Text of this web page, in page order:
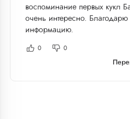
воспоминание первых кукл
очень интересно. Благодарю
информацию.
0 0